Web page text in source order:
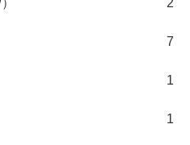
7
1
1